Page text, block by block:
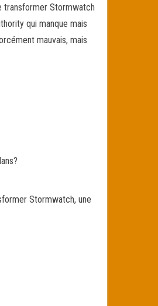
transformer Stormwatch
qui manque mais
mauvais, mais
Stormwatch, une